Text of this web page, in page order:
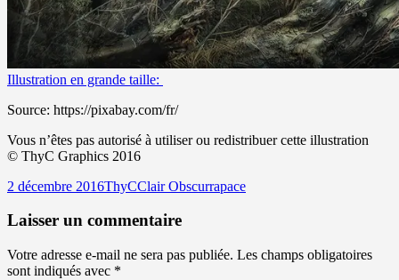
Illustration en grande taille:
Source: https://pixabay.com/fr/
Vous n’êtes pas autorisé à utiliser ou redistribuer cette illustration
© ThyC Graphics 2016
Publié
2 décembre 2016Auteur
ThyCCatégories
Clair ObscurMots-
rapace
Laisser un commentaire
Votre adresse e-mail ne sera pas publiée. Les champs obligatoires
sont indiqués avec *